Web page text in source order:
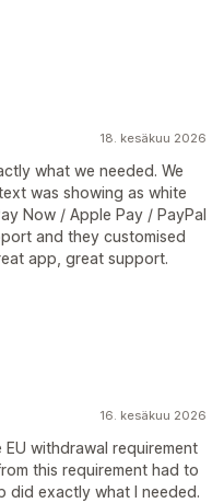
18. kesäkuu 2026
what we needed. We
was showing as white
Now / Apple Pay / PayPal
and they customised
app, great support.
16. kesäkuu 2026
withdrawal requirement
this requirement had to
did exactly what I needed.